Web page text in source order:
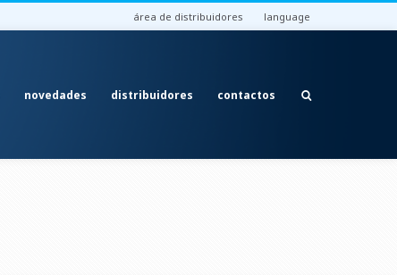
área de distribuidores language
novedades distribuidores contactos